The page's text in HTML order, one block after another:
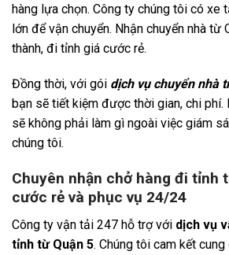
hàng lựa chọn. Công ty chúng tôi có xe
lớn để vận chuyển. Nhận chuyển nhà từ
thành, đi tỉnh giá cước rẻ.
Đồng thời, với gói dịch vụ chuyển nhà
bạn sẽ tiết kiệm được thời gian, chi phí.
sẽ không phải làm gì ngoài việc giám
chúng tôi.
Chuyên nhận chở hàng đi tỉnh
cước rẻ và phục vụ 24/24
Công ty vận tải 247 hỗ trợ với dịch vụ
tỉnh từ Quận 5. Chúng tôi cam kết